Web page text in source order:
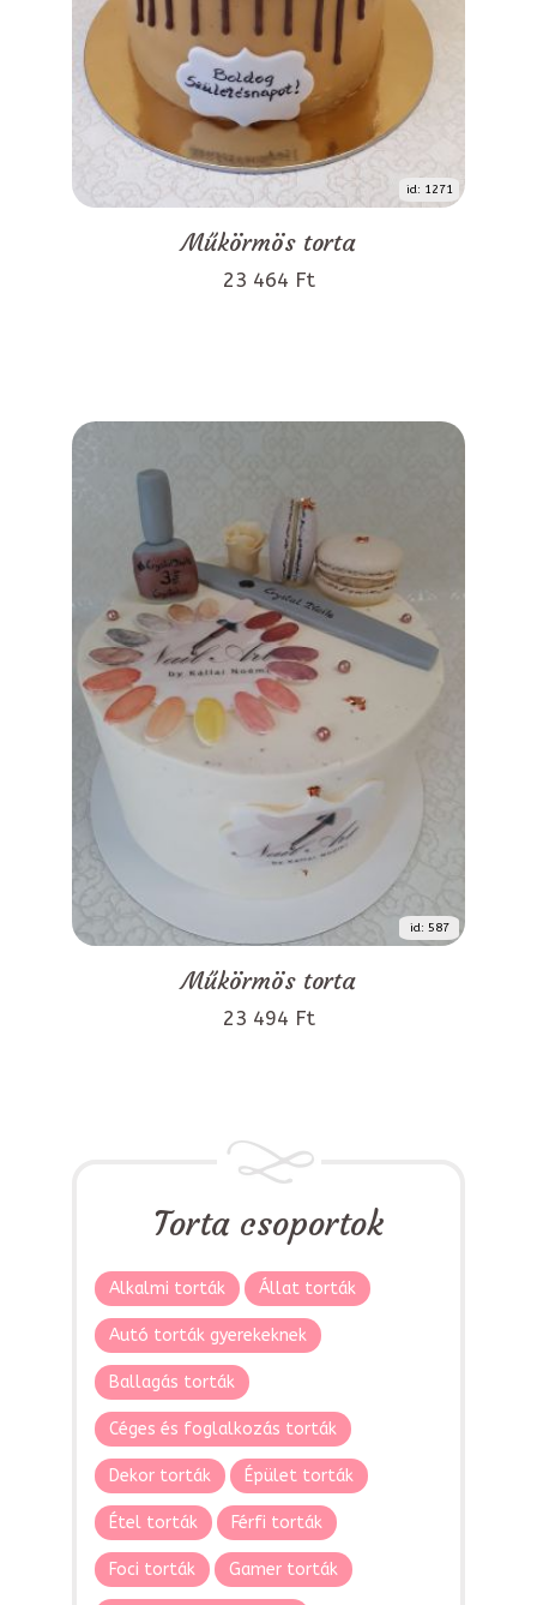
id: 1271
Műkörmös torta
23 464 Ft
id: 587
Műkörmös torta
23 494 Ft
Torta csoportok
Alkalmi torták Állat torták
Autó torták gyerekeknek
Ballagás torták
Céges és foglalkozás torták
Dekor torták Épület torták
Étel torták Férfi torták
Foci torták Gamer torták